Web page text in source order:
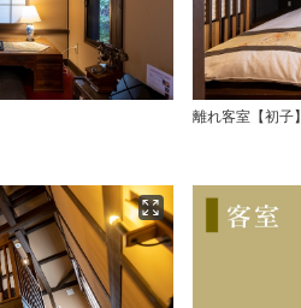
離れ客室【初子】